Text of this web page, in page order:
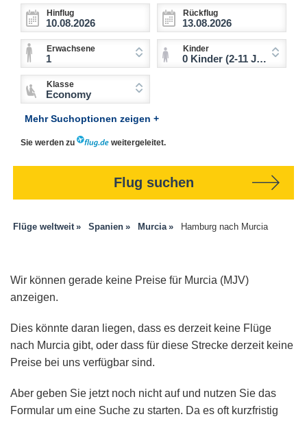
Hinflug Rückflug
Erwachsene
1
Kinder
0 Kinder (2-11 Jahre)
Klasse
Economy
Mehr Suchoptionen zeigen +
Sie werden zu weitergeleitet.
Flug suchen
Flüge weltweit Spanien Murcia Hamburg nach Murcia
Wir können gerade keine Preise für Murcia (MJV)
anzeigen.
Dies könnte daran liegen, dass es derzeit keine Flüge
nach Murcia gibt, oder dass für diese Strecke derzeit keine
Preise bei uns verfügbar sind.
Aber geben Sie jetzt noch nicht auf und nutzen Sie das
Formular um eine Suche zu starten. Da es oft kurzfristig